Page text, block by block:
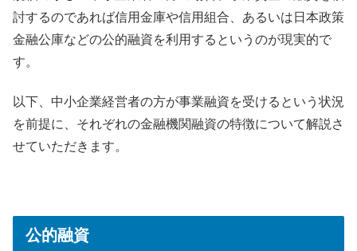
討するのであれば信用金庫や信用組合、あるいは日本政策
金融公庫などの公的融資を利用するというのが現実的で
す。
以下、中小企業経営者の方が事業融資を受けるという状況
を前提に、それぞれの金融機関融資の特徴について解説さ
せていただきます。
公的融資